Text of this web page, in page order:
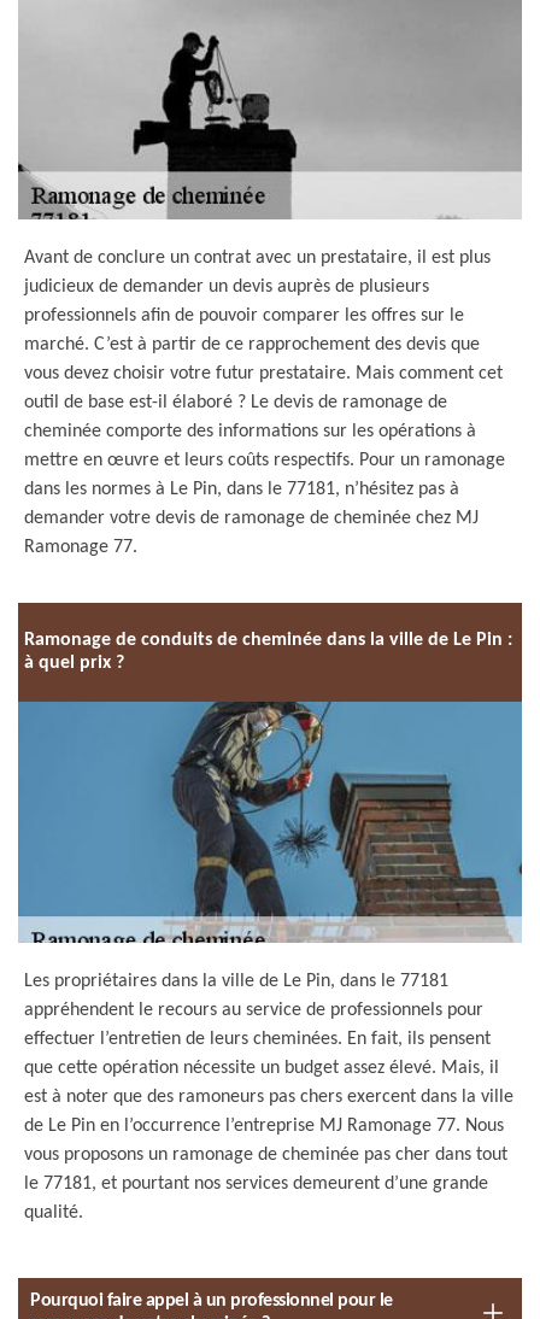
Avant de conclure un contrat avec un prestataire, il est plus
judicieux de demander un devis auprès de plusieurs
professionnels afin de pouvoir comparer les offres sur le
marché. C’est à partir de ce rapprochement des devis que
vous devez choisir votre futur prestataire. Mais comment cet
outil de base est-il élaboré ? Le devis de ramonage de
cheminée comporte des informations sur les opérations à
mettre en œuvre et leurs coûts respectifs. Pour un ramonage
dans les normes à Le Pin, dans le 77181, n’hésitez pas à
demander votre devis de ramonage de cheminée chez MJ
Ramonage 77.
Ramonage de conduits de cheminée dans la ville de Le Pin :
à quel prix ?
Les propriétaires dans la ville de Le Pin, dans le 77181
appréhendent le recours au service de professionnels pour
effectuer l’entretien de leurs cheminées. En fait, ils pensent
que cette opération nécessite un budget assez élevé. Mais, il
est à noter que des ramoneurs pas chers exercent dans la ville
de Le Pin en l’occurrence l’entreprise MJ Ramonage 77. Nous
vous proposons un ramonage de cheminée pas cher dans tout
le 77181, et pourtant nos services demeurent d’une grande
qualité.
Pourquoi faire appel à un professionnel pour le